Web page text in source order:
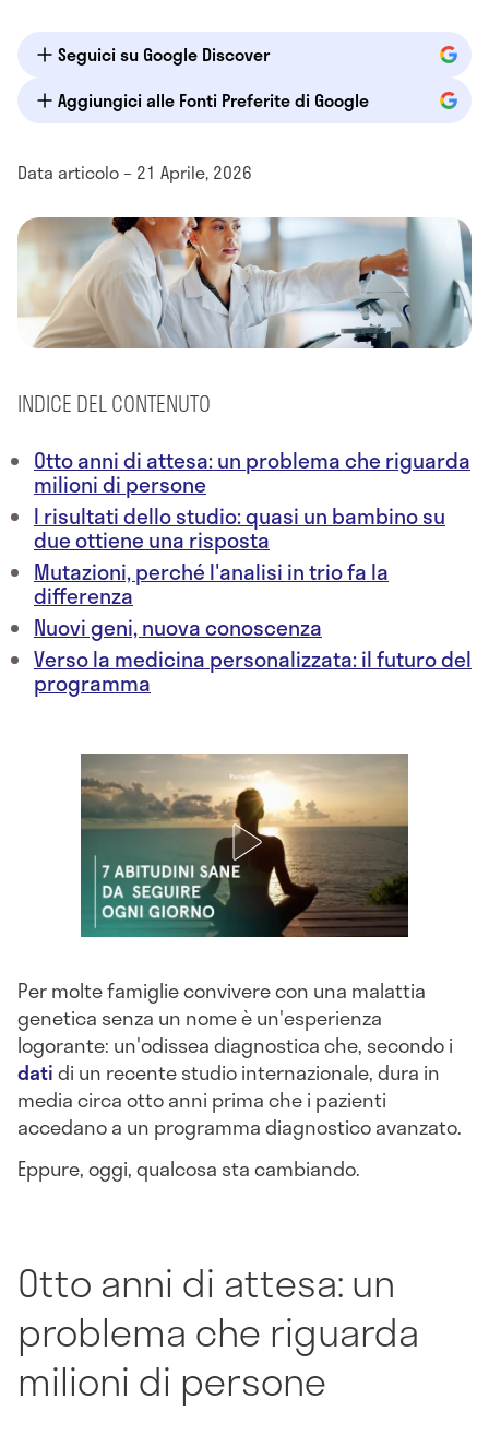
Seguici su Google Discover
Aggiungici alle Fonti Preferite di Google
Data articolo – 21 Aprile, 2026
INDICE DEL CONTENUTO
Otto anni di attesa: un problema che riguarda
milioni di persone
I risultati dello studio: quasi un bambino su
due ottiene una risposta
Mutazioni, perché l'analisi in trio fa la
differenza
Nuovi geni, nuova conoscenza
Verso la medicina personalizzata: il futuro del
programma
Per molte famiglie convivere con una malattia
genetica senza un nome è un'esperienza
logorante: un'odissea diagnostica che, secondo i
datidi un recente studio internazionale, dura in
media circa otto anni prima che i pazienti
accedano a un programma diagnostico avanzato.
Eppure, oggi, qualcosa sta cambiando.
Otto anni di attesa: un
problema che riguarda
milioni di persone